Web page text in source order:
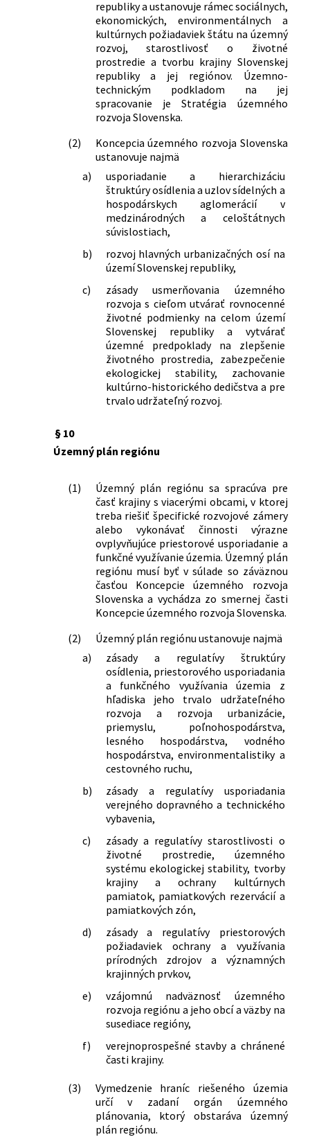
republiky a ustanovuje rámec sociálnych,
ekonomických, environmentálnych a
kultúrnych požiadaviek štátu na územný
rozvoj, starostlivosť o životné
prostredie a tvorbu krajiny Slovenskej
republiky a jej regiónov. Územno-
technickým podkladom na jej
spracovanie je Stratégia územného
rozvoja Slovenska.
(2)
Koncepcia územného rozvoja Slovenska
ustanovuje najmä
a)
usporiadanie a hierarchizáciu
štruktúry osídlenia a uzlov sídelných a
hospodárskych aglomerácií v
medzinárodných a celoštátnych
súvislostiach,
b)
rozvoj hlavných urbanizačných osí na
území Slovenskej republiky,
c)
zásady usmerňovania územného
rozvoja s cieľom utvárať rovnocenné
životné podmienky na celom území
Slovenskej republiky a vytvárať
územné predpoklady na zlepšenie
životného prostredia, zabezpečenie
ekologickej stability, zachovanie
kultúrno-historického dedičstva a pre
trvalo udržateľný rozvoj.
§ 10
Územný plán regiónu
(1)
Územný plán regiónu sa spracúva pre
časť krajiny s viacerými obcami, v ktorej
treba riešiť špecifické rozvojové zámery
alebo vykonávať činnosti výrazne
ovplyvňujúce priestorové usporiadanie a
funkčné využívanie územia. Územný plán
regiónu musí byť v súlade so záväznou
časťou Koncepcie územného rozvoja
Slovenska a vychádza zo smernej časti
Koncepcie územného rozvoja Slovenska.
(2)
Územný plán regiónu ustanovuje najmä
a)
zásady a regulatívy štruktúry
osídlenia, priestorového usporiadania
a funkčného využívania územia z
hľadiska jeho trvalo udržateľného
rozvoja a rozvoja urbanizácie,
priemyslu, poľnohospodárstva,
lesného hospodárstva, vodného
hospodárstva, environmentalistiky a
cestovného ruchu,
b)
zásady a regulatívy usporiadania
verejného dopravného a technického
vybavenia,
c)
zásady a regulatívy starostlivosti o
životné prostredie, územného
systému ekologickej stability, tvorby
krajiny a ochrany kultúrnych
pamiatok, pamiatkových rezervácií a
pamiatkových zón,
d)
zásady a regulatívy priestorových
požiadaviek ochrany a využívania
prírodných zdrojov a významných
krajinných prvkov,
e)
vzájomnú nadväznosť územného
rozvoja regiónu a jeho obcí a väzby na
susediace regióny,
f)
verejnoprospešné stavby a chránené
časti krajiny.
(3)
Vymedzenie hraníc riešeného územia
určí v zadaní orgán územného
plánovania, ktorý obstaráva územný
plán regiónu.